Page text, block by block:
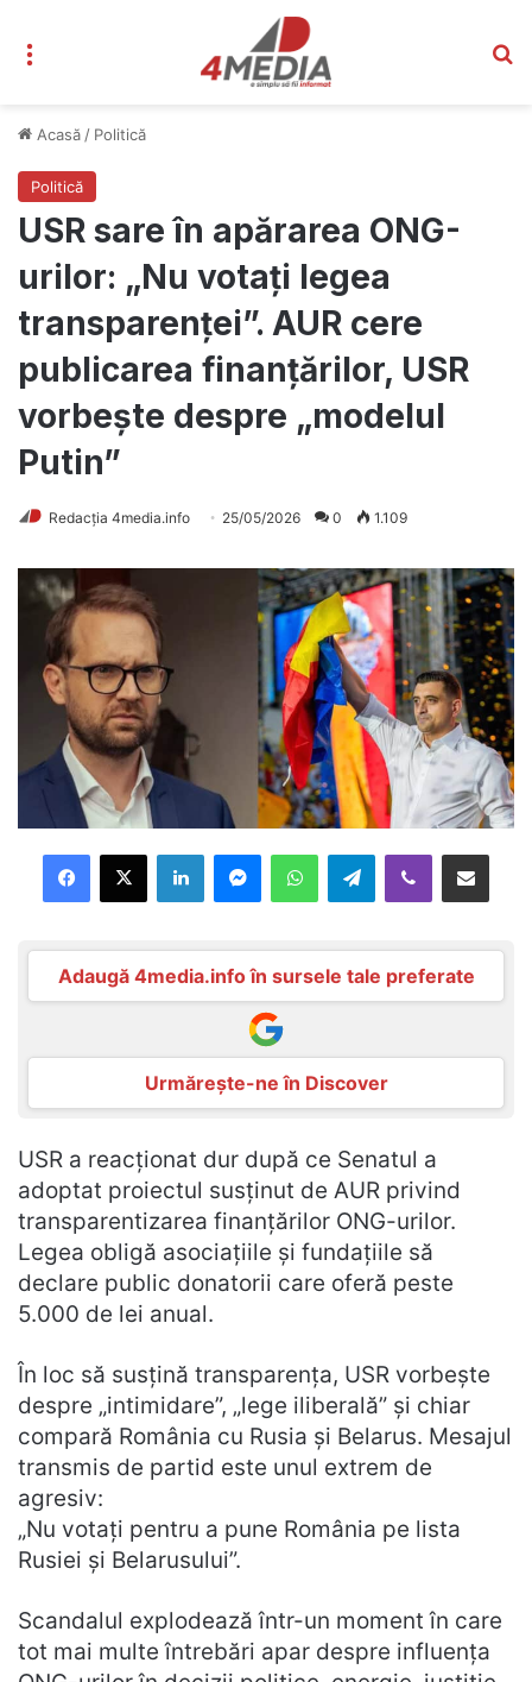
Acasă / Politică
Politică
USR sare în apărarea ONG-
urilor: „Nu votați legea
transparenței”. AUR cere
publicarea finanțărilor, USR
vorbește despre „modelul
Putin”
Redacția 4media.info 25/05/2026 0 1.109
Facebook
X LinkedInMessengerWhatsAppTelegramViber Distribuie prin mail
Adaugă 4media.info în sursele tale preferate
Urmărește-ne în Discover
USR a reacționat dur după ce Senatul a
adoptat proiectul susținut de AUR privind
transparentizarea finanțărilor ONG-urilor.
Legea obligă asociațiile și fundațiile să
declare public donatorii care oferă peste
5.000 de lei anual.
În loc să susțină transparența, USR vorbește
despre „intimidare”, „lege iliberală” și chiar
compară România cu Rusia și Belarus. Mesajul
transmis de partid este unul extrem de
agresiv:
„Nu votați pentru a pune România pe lista
Rusiei și Belarusului”.
Scandalul explodează într-un moment în care
tot mai multe întrebări apar despre influența